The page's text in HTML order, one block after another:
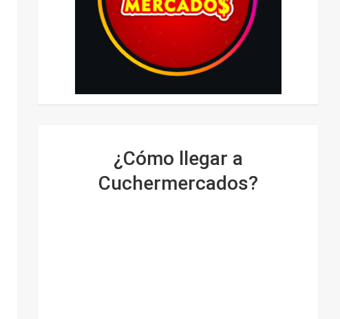
¿Cómo llegar a
Cuchermercados?